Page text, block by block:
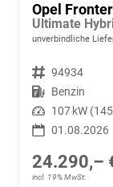
Opel
unverbindliche
Fahrzeugnr. 94934
Kraftstoff Benzin
Leistung 107 kW
01.08.2026
24.290,–
incl. 19% MwSt.